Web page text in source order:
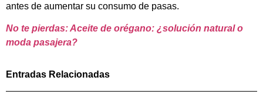
antes de aumentar su consumo de pasas.
No te pierdas: Aceite de orégano: ¿solución natural o
moda pasajera?
Entradas Relacionadas